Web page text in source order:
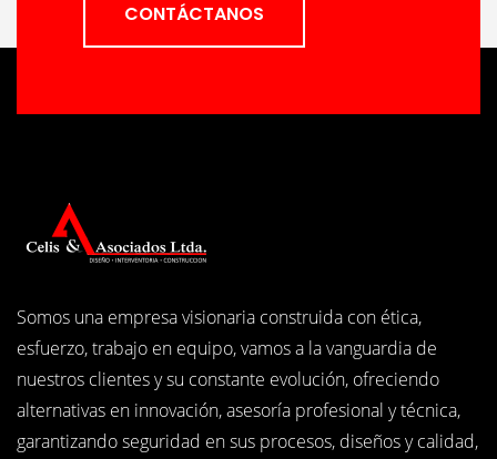
CONTÁCTANOS
Somos una empresa visionaria construida con ética,
esfuerzo, trabajo en equipo, vamos a la vanguardia de
nuestros clientes y su constante evolución, ofreciendo
alternativas en innovación, asesoría profesional y técnica,
garantizando seguridad en sus procesos, diseños y calidad,